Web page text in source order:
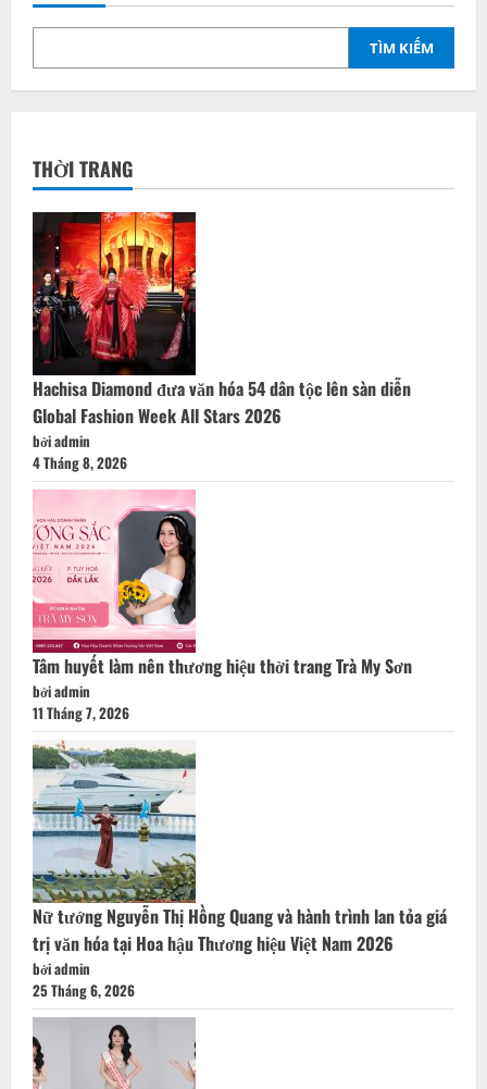
TÌM KIẾM
THỜI TRANG
Hachisa Diamond đưa văn hóa 54 dân tộc lên sàn diễn
Global Fashion Week All Stars 2026
bởi admin
4 Tháng 8, 2026
Tâm huyết làm nên thương hiệu thời trang Trà My Sơn
bởi admin
11 Tháng 7, 2026
Nữ tướng Nguyễn Thị Hồng Quang và hành trình lan tỏa giá
trị văn hóa tại Hoa hậu Thương hiệu Việt Nam 2026
bởi admin
25 Tháng 6, 2026